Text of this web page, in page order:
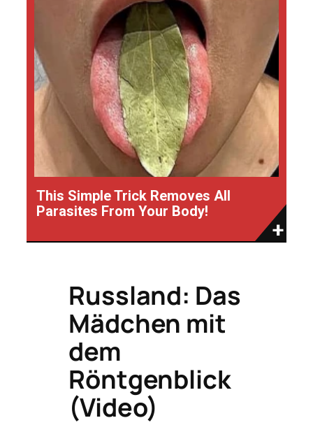
This Simple Trick Removes All
Parasites From Your Body!
Russland: Das
Mädchen mit
dem
Röntgenblick
(Video)